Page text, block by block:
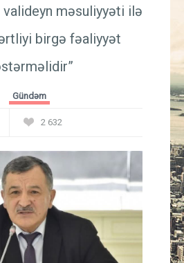
İqtisadiyyat
Güney Azərbaycan
valideyn məsuliyyəti ilə
birgə fəaliyyət
Gündəm
2 632